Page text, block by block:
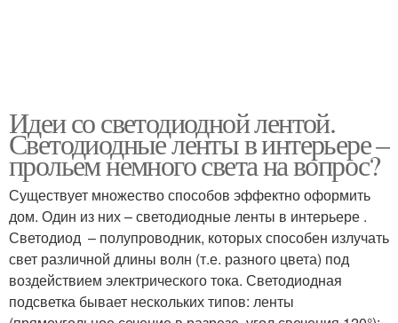
Идеи со светодиодной лентой.
Светодиодные ленты в интерьере –
прольем немного света на вопрос?
Существует множество способов эффектно оформить
дом. Один из них – светодиодные ленты в интерьере .
Светодиод – полупроводник, которых способен излучать
свет различной длины волн (т.е. разного цвета) под
воздействием электрического тока. Светодиодная
подсветка бывает нескольких типов: ленты